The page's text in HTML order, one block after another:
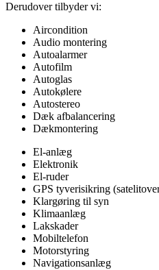
Derudover tilbyder vi:
Aircondition
Audio montering
Autoalarmer
Autofilm
Autoglas
Autokølere
Autostereo
Dæk afbalancering
Dækmontering
El-anlæg
Elektronik
El-ruder
GPS tyverisikring
Klargøring til syn
Klimaanlæg
Lakskader
Mobiltelefon
Motorstyring
Navigationsanlæg